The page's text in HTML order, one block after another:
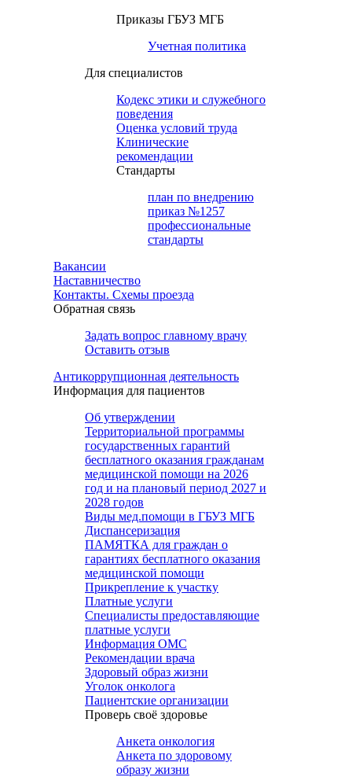
Приказы ГБУЗ МГБ
Учетная политика
Для специалистов
Кодекс этики и служебного
поведения
Оценка условий труда
Клинические
рекомендации
Cтандарты
план по внедрению
приказ №1257
профессиональные
стандарты
Вакансии
Наставничество
Контакты. Схемы проезда
Обратная связь
Задать вопрос главному врачу
Оставить отзыв
Антикоррупционная деятельность
Информация для пациентов
Об утверждении
Территориальной программы
государственных гарантий
бесплатного оказания гражданам
медицинской помощи на 2026
год и на плановый период 2027 и
2028 годов
Виды мед.помощи в ГБУЗ МГБ
Диспансеризация
ПАМЯТКА для граждан о
гарантиях бесплатного оказания
медицинской помощи
Прикрепление к участку
Платные услуги
Специалисты предоставляющие
платные услуги
Информация ОМС
Рекомендации врача
Здоровый образ жизни
Уголок онколога
Пациентские организации
Проверь своё здоровье
Анкета онкология
Анкета по здоровому
образу жизни